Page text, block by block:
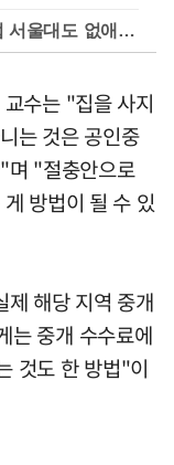
유승민 "육사 탓에 쿠데타?…尹졸업 서울대도 없애나"
수는 "집을 사지
는 것은 공인중
며 "절충안으로
방법이 될 수 있
해당 지역 중개
는 중개 수수료에
것도 한 방법"이